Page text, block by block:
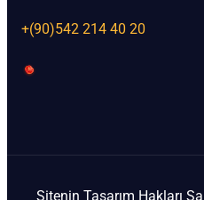
+(90)542 214 40 20
Sitenin Tasarım Hakları